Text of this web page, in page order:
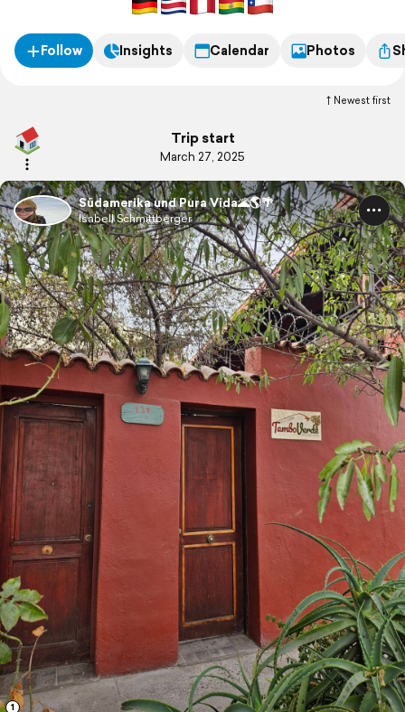
Follow Insights Calendar Photos
Newest first
Trip start
March 27, 2025
Südamerika und Pura Vida🌋🌎🌴
Isabell Schmittberger
1